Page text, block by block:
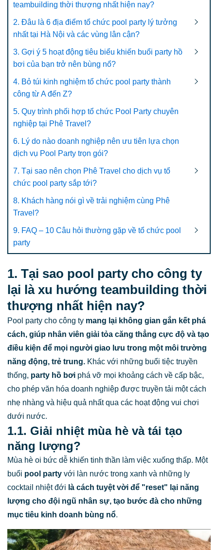
teambuilding thời thượng nhất hiện nay?
2. Đâu là 6 địa điểm tổ chức pool party lý tưởng
nhất tại Hà Nội và các vùng lân cận?
3. Gợi ý 5 hoạt động tiêu biểu khiến buổi party hồ
bơi của bạn trở nên bùng nổ?
4. Bỏ túi kinh nghiệm tổ chức pool party thành
công từ A đến Z?
5. Quy trình phối hợp tổ chức Pool Party chuyên
nghiệp tại Phê Travel?
6. Lý do nào doanh nghiệp nên ưu tiên lựa chọn
dịch vụ Pool Party trọn gói?
7. Tại sao nên chọn Phê Travel cho dịch vụ tổ
chức pool party sắp tới?
8. Khách hàng nói gì về trải nghiệm cùng Phê
Travel?
9. FAQ – 10 Câu hỏi thường gặp về tổ chức pool
party
1. Tại sao pool party cho công ty
lại là xu hướng teambuilding thời
thượng nhất hiện nay?
Pool party cho công ty mang lại không gian gắn kết phá
cách, giúp nhân viên giải tỏa căng thẳng cực độ và tạo
điều kiện để mọi người giao lưu trong một môi trường
năng động, trẻ trung. Khác với những buổi tiệc truyền
thống, party hồ bơi phá vỡ mọi khoảng cách về cấp bậc,
cho phép văn hóa doanh nghiệp được truyền tải một cách
nhẹ nhàng và hiệu quả nhất qua các hoạt động vui chơi
dưới nước.
1.1. Giải nhiệt mùa hè và tái tạo
năng lượng?
Mùa hè oi bức dễ khiến tinh thần làm việc xuống thấp. Một
buổi pool party với làn nước trong xanh và những ly
cocktail nhiệt đới là cách tuyệt vời để "reset" lại năng
lượng cho đội ngũ nhân sự, tạo bước đà cho những
mục tiêu kinh doanh bùng nổ.